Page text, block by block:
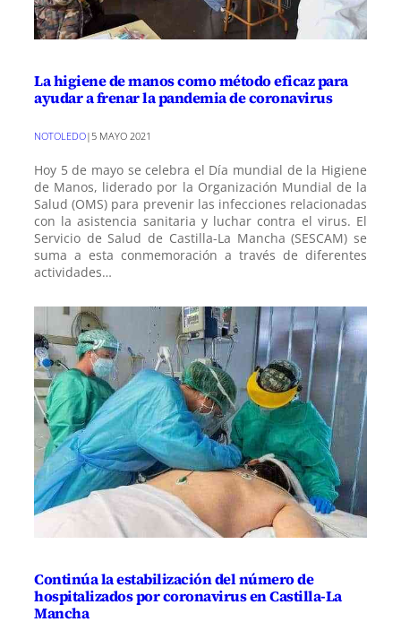
La higiene de manos como método eficaz para
ayudar a frenar la pandemia de coronavirus
NOTOLEDO| 5 MAYO 2021
Hoy 5 de mayo se celebra el Día mundial de la Higiene
de Manos, liderado por la Organización Mundial de la
Salud (OMS) para prevenir las infecciones relacionadas
con la asistencia sanitaria y luchar contra el virus. El
Servicio de Salud de Castilla-La Mancha (SESCAM) se
suma a esta conmemoración a través de diferentes
actividades…
Continúa la estabilización del número de
hospitalizados por coronavirus en Castilla-La
Mancha